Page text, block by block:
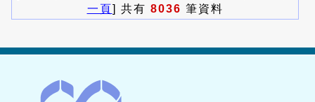
一頁] 共有 8036 筆資料